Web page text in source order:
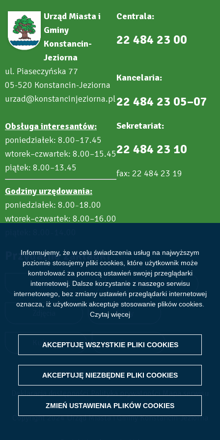
Informujemy, że w celu świadczenia usług na najwyższym
poziomie stosujemy pliki cookies, które użytkownik może
kontrolować za pomocą ustawień swojej przeglądarki
internetowej. Dalsze korzystanie z naszego serwisu
internetowego, bez zmiany ustawień przeglądarki internetowej
oznacza, iż użytkownik akceptuje stosowanie plików cookies.
Czytaj więcej
AKCEPTUJĘ WSZYSTKIE PLIKI COOKIES
AKCEPTUJĘ NIEZBĘDNE PLIKI COOKIES
WITHDRAW CONSENT
ZMIEŃ USTAWIENIA PLIKÓW COOKIES
Urząd Miasta i
Gminy
Konstancin-
Jeziorna
ul. Piaseczyńska 77
05-520 Konstancin-Jeziorna
urzad@konstancinjeziorna.pl
Obsługa interesantów:
poniedziałek: 8.00–17.45
wtorek–czwartek: 8.00–15.45
piątek: 8.00–13.45
Godziny urzędowania:
poniedziałek: 8.00–18.00
wtorek–czwartek: 8.00–16.00
Centrala:
22 484 23 00
Kancelaria:
22 484 23 05–07
Sekretariat:
22 484 23 10
fax: 22 484 23 19
Przydatne zakładki
Aktualności Wydarzenia
Filmy
Kultura Sport
Copyright 2024 Urząd Miasta i Gminy Konstancin-Jeziorna
Deklaracja dostępności Polityka prywatności Mapa serwisu